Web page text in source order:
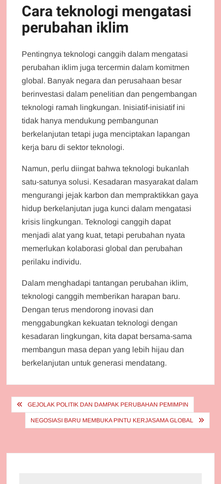
Cara teknologi mengatasi
perubahan iklim
Pentingnya teknologi canggih dalam mengatasi
perubahan iklim juga tercermin dalam komitmen
global. Banyak negara dan perusahaan besar
berinvestasi dalam penelitian dan pengembangan
teknologi ramah lingkungan. Inisiatif-inisiatif ini
tidak hanya mendukung pembangunan
berkelanjutan tetapi juga menciptakan lapangan
kerja baru di sektor teknologi.
Namun, perlu diingat bahwa teknologi bukanlah
satu-satunya solusi. Kesadaran masyarakat dalam
mengurangi jejak karbon dan mempraktikkan gaya
hidup berkelanjutan juga kunci dalam mengatasi
krisis lingkungan. Teknologi canggih dapat
menjadi alat yang kuat, tetapi perubahan nyata
memerlukan kolaborasi global dan perubahan
perilaku individu.
Dalam menghadapi tantangan perubahan iklim,
teknologi canggih memberikan harapan baru.
Dengan terus mendorong inovasi dan
menggabungkan kekuatan teknologi dengan
kesadaran lingkungan, kita dapat bersama-sama
membangun masa depan yang lebih hijau dan
berkelanjutan untuk generasi mendatang.
Post
navigation
GEJOLAK POLITIK DAN DAMPAK PERUBAHAN PEMIMPIN
NEGOSIASI BARU MEMBUKA PINTU KERJASAMA GLOBAL